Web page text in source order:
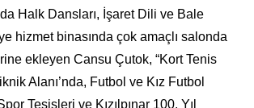
Halk Dansları, İşaret Dili ve Bale
hizmet binasında çok amaçlı salonda
ekleyen Cansu Çutok, “Kort Tenis
Alanı’nda, Futbol ve Kız Futbol
Tesisleri ve Kızılpınar 100. Yıl